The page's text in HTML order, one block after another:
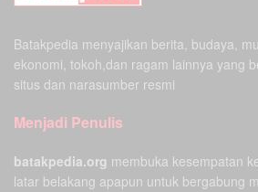
Batakpedia menyajikan berita, budaya,
ekonomi, tokoh,dan ragam lainnya yang
situs dan narasumber resmi
Menjadi Penulis
batakpedia.org membuka kesempatan
latar belakang apapun untuk bergabung